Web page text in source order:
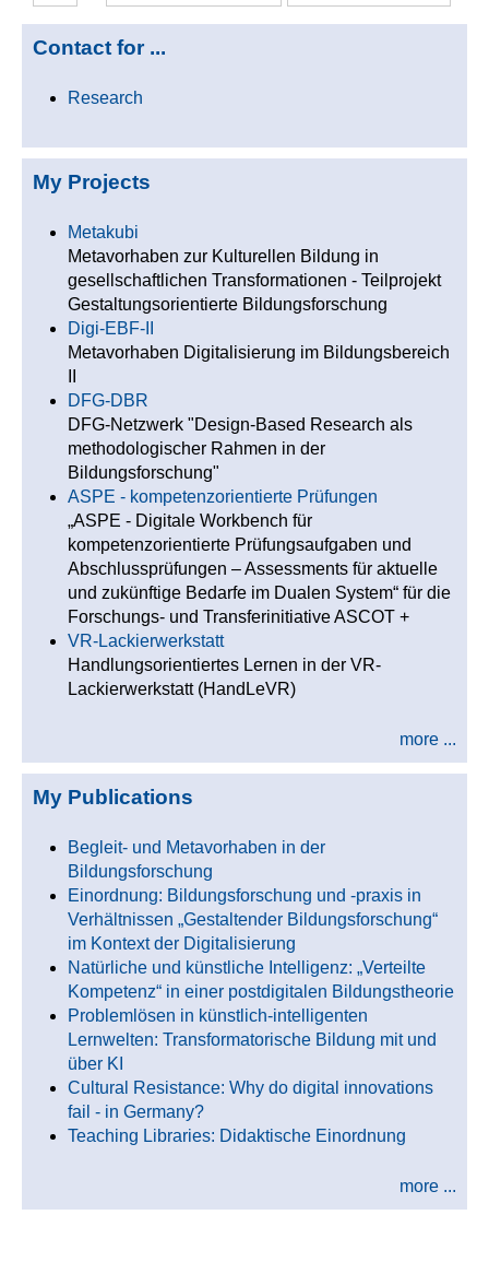
Contact for ...
Research
My Projects
Metakubi
Metavorhaben zur Kulturellen Bildung in
gesellschaftlichen Transformationen - Teilprojekt
Gestaltungsorientierte Bildungsforschung
Digi-EBF-II
Metavorhaben Digitalisierung im Bildungsbereich
DFG-DBR
DFG-Netzwerk "Design-Based Research als
methodologischer Rahmen in der
Bildungsforschung"
ASPE - kompetenzorientierte Prüfungen
„ASPE - Digitale Workbench für
kompetenzorientierte Prüfungsaufgaben und
Abschlussprüfungen – Assessments für aktuelle
und zukünftige Bedarfe im Dualen System“ für die
Forschungs- und Transferinitiative ASCOT +
VR-Lackierwerkstatt
Handlungsorientiertes Lernen in der VR-
Lackierwerkstatt (HandLeVR)
more ...
My Publications
Begleit- und Metavorhaben in der
Bildungsforschung
Einordnung: Bildungsforschung und -praxis in
Verhältnissen „Gestaltender Bildungsforschung“
im Kontext der Digitalisierung
Natürliche und künstliche Intelligenz: „Verteilte
Kompetenz“ in einer postdigitalen Bildungstheorie
Problemlösen in künstlich-intelligenten
Lernwelten: Transformatorische Bildung mit und
über KI
Cultural Resistance: Why do digital innovations
fail - in Germany?
Teaching Libraries: Didaktische Einordnung
more ...